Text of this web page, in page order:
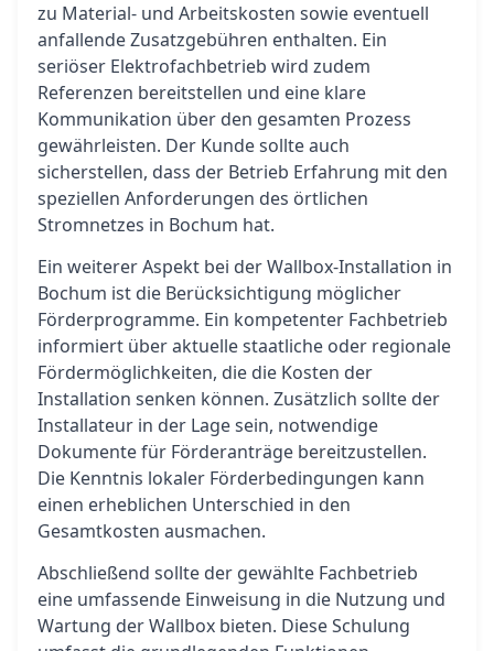
zu Material- und Arbeitskosten sowie eventuell
anfallende Zusatzgebühren enthalten. Ein
seriöser Elektrofachbetrieb wird zudem
Referenzen bereitstellen und eine klare
Kommunikation über den gesamten Prozess
gewährleisten. Der Kunde sollte auch
sicherstellen, dass der Betrieb Erfahrung mit den
speziellen Anforderungen des örtlichen
Stromnetzes in Bochum hat.
Ein weiterer Aspekt bei der Wallbox-Installation in
Bochum ist die Berücksichtigung möglicher
Förderprogramme. Ein kompetenter Fachbetrieb
informiert über aktuelle staatliche oder regionale
Fördermöglichkeiten, die die Kosten der
Installation senken können. Zusätzlich sollte der
Installateur in der Lage sein, notwendige
Dokumente für Förderanträge bereitzustellen.
Die Kenntnis lokaler Förderbedingungen kann
einen erheblichen Unterschied in den
Gesamtkosten ausmachen.
Abschließend sollte der gewählte Fachbetrieb
eine umfassende Einweisung in die Nutzung und
Wartung der Wallbox bieten. Diese Schulung